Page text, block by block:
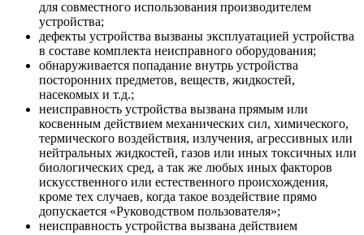
для совместного использования производителем
устройства;
дефекты устройства вызваны эксплуатацией устройства
в составе комплекта неисправного оборудования;
обнаруживается попадание внутрь устройства
посторонних предметов, веществ, жидкостей,
насекомых и т.д.;
неисправность устройства вызвана прямым или
косвенным действием механических сил, химического,
термического воздействия, излучения, агрессивных или
нейтральных жидкостей, газов или иных токсичных или
биологических сред, а так же любых иных факторов
искусственного или естественного происхождения,
кроме тех случаев, когда такое воздействие прямо
допускается «Руководством пользователя»;
неисправность устройства вызвана действием